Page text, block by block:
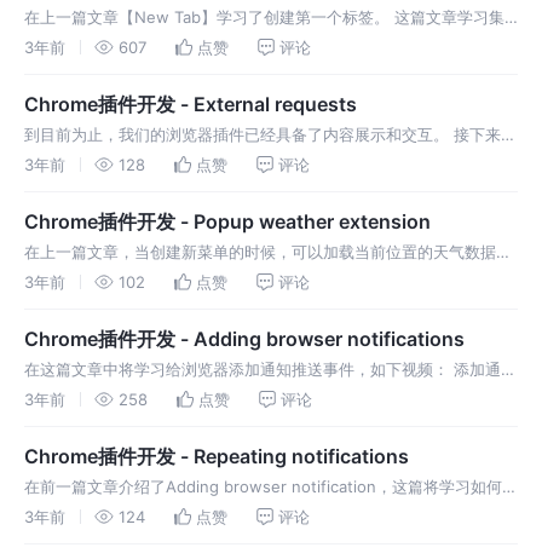
在上一篇文章【New Tab】学习了创建第一个标签。 这篇文章学习集
成tailwind 安装依赖 迁移静态资源 在根目录创建static文件夹，移动
3年前 607 点赞 评论
Chrome插件开发 - External requests
到目前为止，我们的浏览器插件已经具备了内容展示和交互。 接下来为
浏览器添加一些其他的请求数据。 Weather API 打开OpenWeather
3年前 128 点赞 评论
Chrome插件开发 - Popup weather extension
在上一篇文章，当创建新菜单的时候，可以加载当前位置的天气数据，
这章将学习创建弹窗插件。 创建小工具 新建src/Weather.jsx 更改
3年前 102 点赞 评论
Chrome插件开发 - Adding browser notifications
在这篇文章中将学习给浏览器添加通知推送事件，如下视频： 添加通知
推送 Browser notifications类似于手机上的消息通知。 添加权限 修改
3年前 258 点赞 评论
Chrome插件开发 - Repeating notifications
在前一篇文章介绍了Adding browser notification，这篇将学习如何创
建重复的通知。 创建重复通知 为了实现重复通知，我们必须利用alarm
3年前 124 点赞 评论